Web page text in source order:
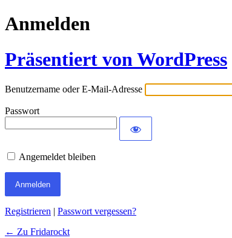
Anmelden
Präsentiert von WordPress
Benutzername oder E-Mail-Adresse
Passwort
Angemeldet bleiben
Registrieren | Passwort vergessen?
← Zu Fridarockt